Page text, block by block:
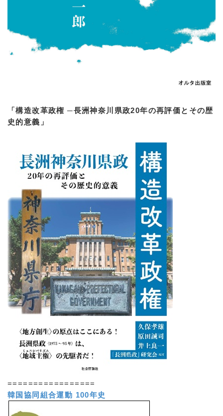
「構造改革政権 ─長洲神奈川県政20年の再評価とその歴
史的意義」
=================
韓国協同組合運動 100年史